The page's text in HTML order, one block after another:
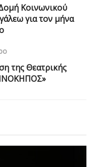
Κοινωνικού
για τον μήνα
της Θεατρικής